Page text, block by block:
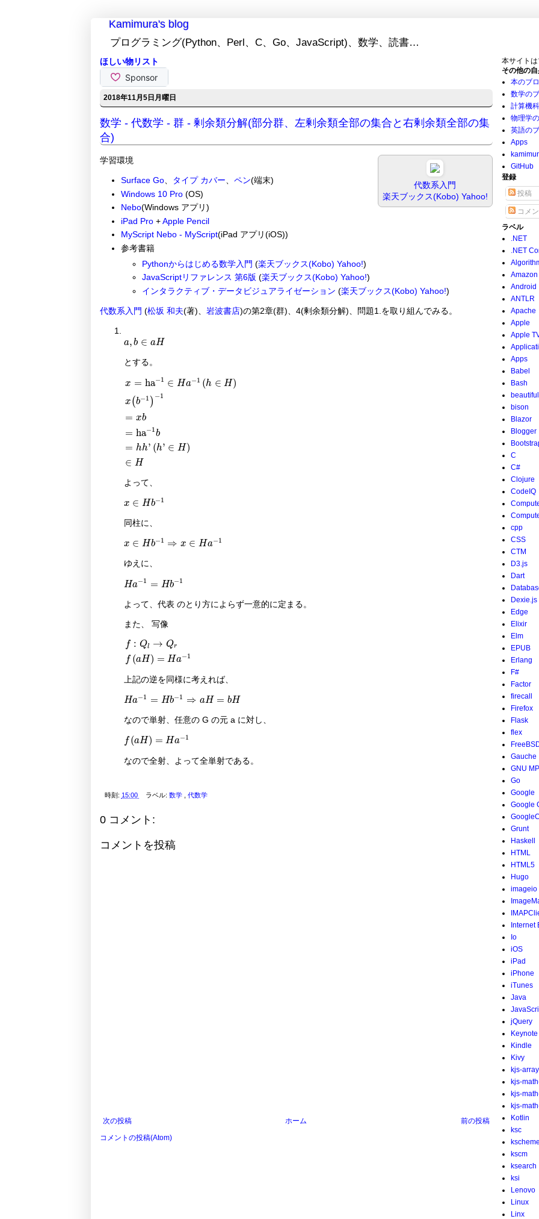
Kamimura's blog
プログラミング(Python、Perl、C、Go、JavaScript)、数学、読書…
ほしい物リスト
2018年11月5日月曜日
数学 - 代数学 - 群 - 剰余類分解(部分群、左剰余類全部の集合と右剰余類全部の集
合)
代数系入門
楽天ブックス(Kobo) Yahoo!
学習環境
Surface Go、 タイプ カバー ペン(端末)
Windows 10 Pro(OS)
Nebo(Windows アプリ)
iPad Pro+Apple Pencil
MyScript Nebo - MyScript(iPad アプリ(iOS))
参考書籍
Pythonからはじめる数学入門 (楽天ブックス(Kobo) Yahoo!)
JavaScriptリファレンス 第6版 (楽天ブックス(Kobo) Yahoo!)
インタラクティブ・データビジュアライゼーション (楽天ブックス(Kobo) Yahoo!)
代数系入門 (松坂 和夫(著)、 岩波書店)の第2章(群)、4(剰余類分解)、問題1.を取り組んでみる。
a, b ∈ aH
b ∈a H
とする。
x = ha−1 ∈ Ha−1 (h ∈ H)
x(b−1 )
−1
= xb
= ha−1 b
= hh' (h' ∈ H)
∈ H
ha- ∈ -1h ∈ Hx 1-1
よって、
x ∈ Hb−1
Hb-
同柱に、
x ∈ Hb−1 ⇒ x ∈ Ha−1
Hb- ⇒ 1
ゆえに、
Ha−1 = Hb−1
Ha 1= b-1
よって、代表 のとり方によらず一意的に定まる。
また、 写像
f : Ql → Qr
f (aH) = Ha−1
:Q → aH
上記の逆を同様に考えれば、
Ha−1 = Hb−1 ⇒ aH = bH
Ha 1= b-1 ⇒a H
なので単射、任意の G の元 a に対し、
f (aH) = Ha−1
a H =H
なので全射、よって全単射である。
時刻: 15:00 ラベル:数学 ,代数学
0 コメント:
コメントを投稿
次の投稿 前の投稿
ホーム
コメントの投稿(Atom)
本サイトは
その他の
本のブ
数学の
計算機
物理学
英語の
Apps
GitHub
登録
投稿
コメン
ラベル
.NET
.NET
Amazon
Android
ANTLR
Apache
Apple
Apple
Apps
Babel
Bash
bison
Blazor
Blogger
C
C#
Clojure
CodeIQ
cpp
CSS
CTM
D3.js
Dart
Dexie.js
Edge
Elixir
Elm
EPUB
Erlang
F#
Factor
firecall
Firefox
Flask
flex
Gauche
GNU
Go
Google
Google
Grunt
Haskell
HTML
HTML5
Hugo
imageio
Internet
Io
iOS
iPad
iPhone
iTunes
Java
jQuery
Keynote
Kindle
Kivy
kjs-array
kjs-
kjs-
kjs-
Kotlin
ksc
kscheme
kscm
ksearch
ksi
Lenovo
Linux
Linx